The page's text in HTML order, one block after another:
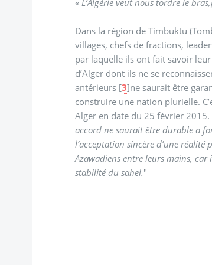
Dans la région de Timbuktu
villages, chefs de fractions,
par laquelle ils ont fait savoir
d’Alger dont ils ne se
antérieurs [3]ne saurait être
construire une nation plurielle.
Alger en date du 25 février
accord ne saurait être durable a
l’acceptation sincère d’une
Azawadiens entre leurs mains,
stabilité du sahel."